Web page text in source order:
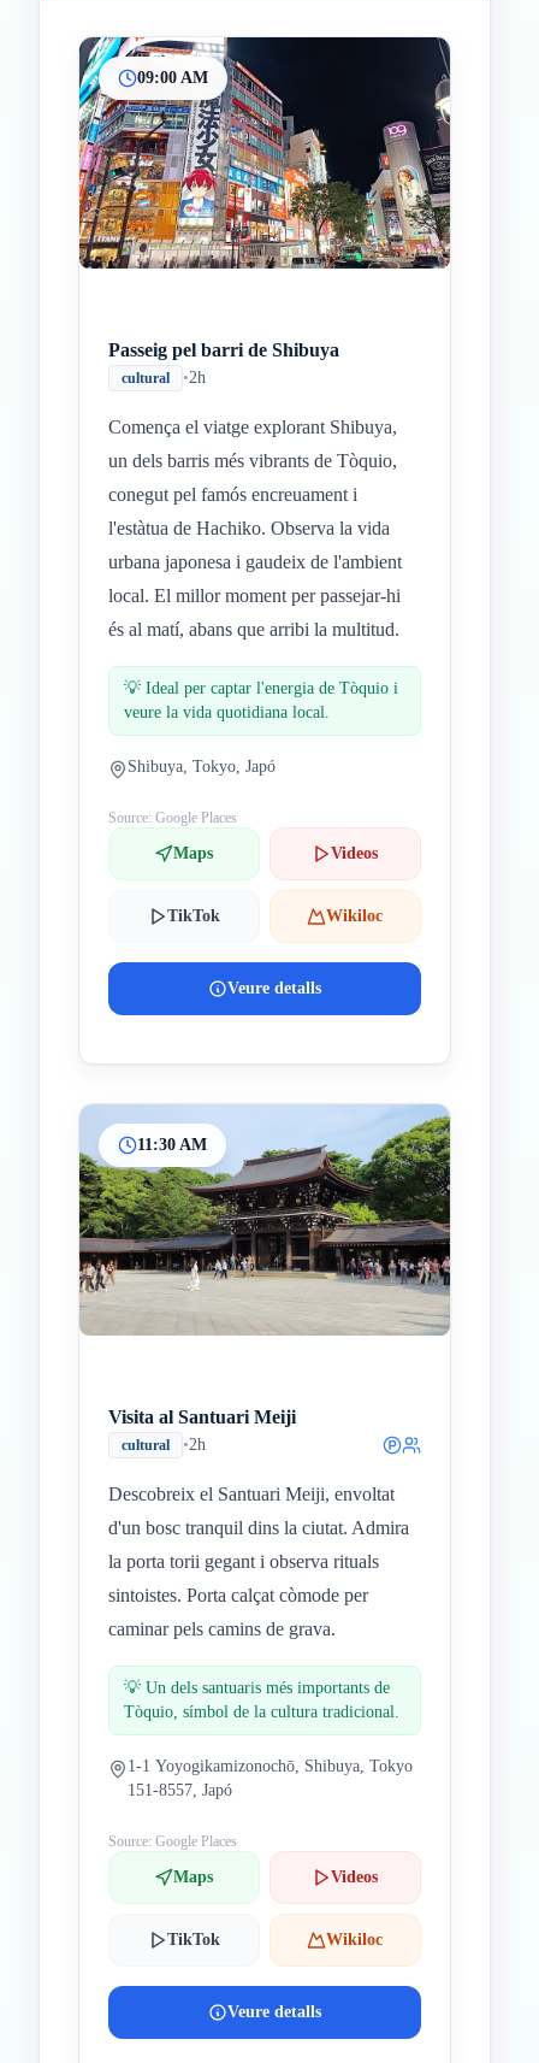
09:00 AM
Passeig pel barri de Shibuya
cultural •2h
Comença el viatge explorant Shibuya,
un dels barris més vibrants de Tòquio,
conegut pel famós encreuament i
l'estàtua de Hachiko. Observa la vida
urbana japonesa i gaudeix de l'ambient
local. El millor moment per passejar-hi
és al matí, abans que arribi la multitud.
💡 Ideal per captar l'energia de Tòquio i
veure la vida quotidiana local.
Shibuya, Tokyo, Japó
Source: Google Places
Maps Videos
TikTok Wikiloc
Veure detalls
11:30 AM
Visita al Santuari Meiji
cultural •2h
Descobreix el Santuari Meiji, envoltat
d'un bosc tranquil dins la ciutat. Admira
la porta torii gegant i observa rituals
sintoistes. Porta calçat còmode per
caminar pels camins de grava.
💡 Un dels santuaris més importants de
Tòquio, símbol de la cultura tradicional.
1-1 Yoyogikamizonochō, Shibuya, Tokyo
151-8557, Japó
Source: Google Places
Maps Videos
TikTok Wikiloc
Veure detalls